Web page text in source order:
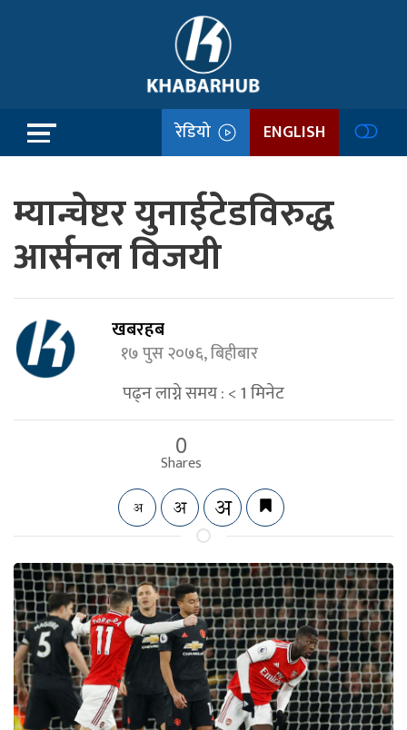
रेडियो ENGLISH
म्यान्चेष्टर युनाईटेडविरुद्ध
आर्सनल विजयी
खबरहब
१७ पुस २०७६, बिहीबार
पढ्न लाग्ने समय :< 1मिनेट
0
Shares